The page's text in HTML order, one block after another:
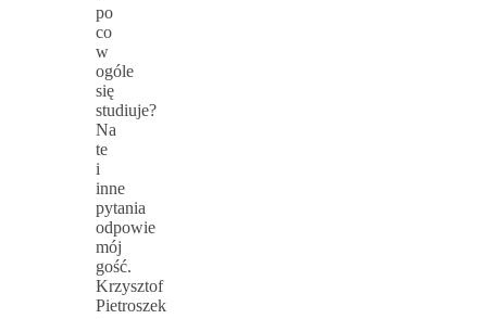
po
co
w
ogóle
się
studiuje?
Na
te
i
inne
pytania
odpowie
mój
gość.
Krzysztof
Pietroszek